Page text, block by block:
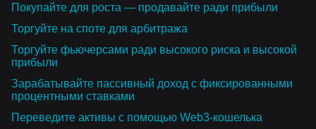
Покупайте для роста — продавайте ради прибыли
Торгуйте на споте для арбитража
Торгуйте фьючерсами ради высокого риска и высокой
прибыли
Зарабатывайте пассивный доход с фиксированными
процентными ставками
Переведите активы с помощью Web3-кошелька